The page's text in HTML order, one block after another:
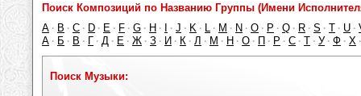
Поиск Композиций по Названию Группы (Имени
A · B · C · D · E · F · G · H · · J · K · L · M · N · O · P · Q · R · S · T · U ·
А · Б · В · Г · Д · Е · Ж · З · И · К · Л · М · Н · О · П · Р · С · Т · У · Ф · Х
Поиск Музыки: